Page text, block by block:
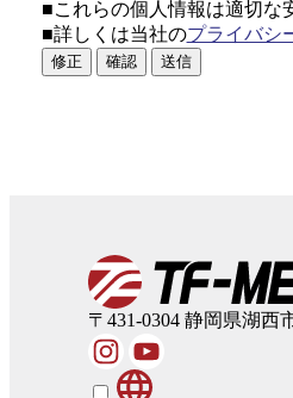
■これらの個人情報は適切な
■詳しくは当社のプライバシ
修正 確認 送信
〒431-0304静岡県湖西